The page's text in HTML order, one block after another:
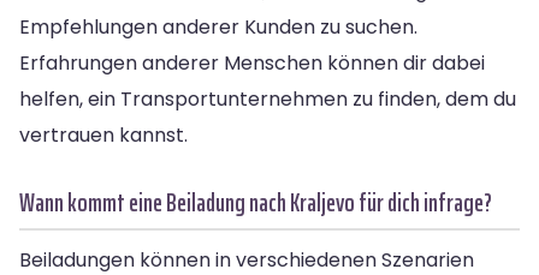
Empfehlungen anderer Kunden zu suchen.
Erfahrungen anderer Menschen können dir dabei
helfen, ein Transportunternehmen zu finden, dem du
vertrauen kannst.
Wann kommt eine Beiladung nach Kraljevo für dich infrage?
Beiladungen können in verschiedenen Szenarien